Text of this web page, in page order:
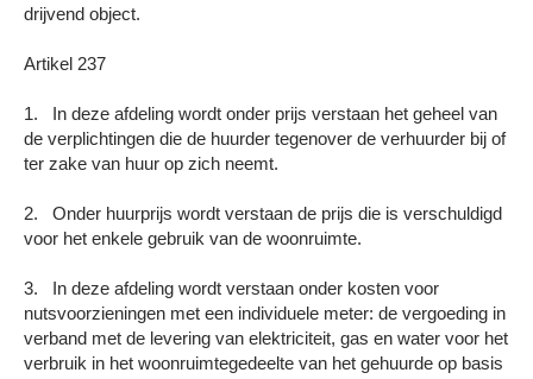
drijvend object.
Artikel 237
1. In deze afdeling wordt onder prijs verstaan het geheel van
de verplichtingen die de huurder tegenover de verhuurder bij of
ter zake van huur op zich neemt.
2. Onder huurprijs wordt verstaan de prijs die is verschuldigd
voor het enkele gebruik van de woonruimte.
3. In deze afdeling wordt verstaan onder kosten voor
nutsvoorzieningen met een individuele meter: de vergoeding in
verband met de levering van elektriciteit, gas en water voor het
verbruik in het woonruimtegedeelte van het gehuurde op basis